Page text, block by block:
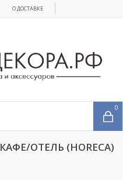
О ДОСТАВКЕ
0
КАФЕ/ОТЕЛЬ (HORECA)